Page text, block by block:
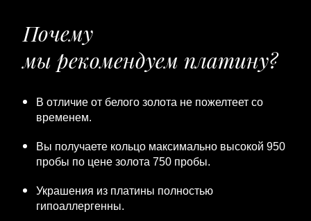
Почему
мы рекомендуем платину?
В отличие от белого золота не пожелтеет со
временем.
Вы получаете кольцо максимально высокой 950
пробы по цене золота 750 пробы.
Украшения из платины полностью
гипоаллергенны.